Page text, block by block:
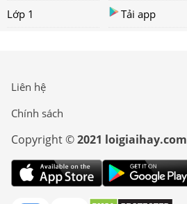
Lớp 1
Tải app
Liên hệ
Chính sách
Copyright ©2021 loigiaihay.com